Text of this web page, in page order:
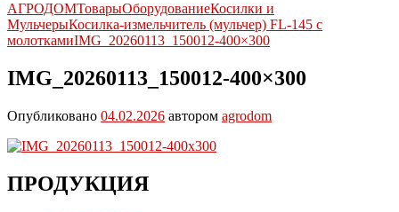
АГРОДОМТоварыОборудованиеКосилки и
МульчерыКосилка-измельчитель (мульчер) FL-145 с
молоткамиIMG_20260113_150012-400×300
IMG_20260113_150012-400×300
Опубликовано 04.02.2026 автором agrodom
ПРОДУКЦИЯ